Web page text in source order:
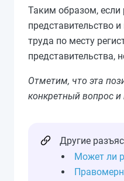
Таким образом, если
представительство
труда по месту
представительства,
Отметим, что эта
конкретный вопрос
Другие
Может ли